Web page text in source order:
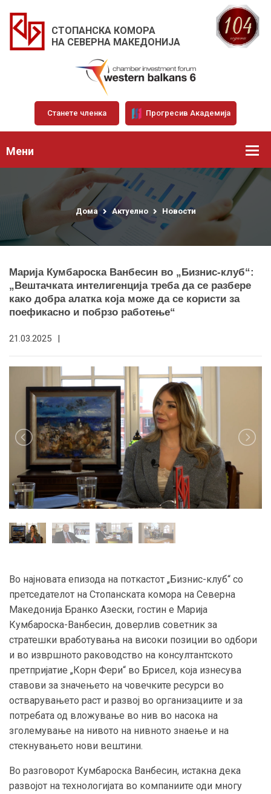
СТОПАНСКА КОМОРА
НА СЕВЕРНА МАКЕДОНИЈА
Станете членка Прогресив Академија
Мени
Дома Актуелно Новости
Марија Кумбароска Ванбeсин во „Бизнис-клуб“:
„Вештачката интелигенција треба да се разбере
како добра алатка која може да се користи за
поефикасно и побрзо работење“
21.03.2025 |
Во најновата епизода на поткастот „Бизнис-клуб“ со
претседателот на Стопанската комора на Северна
Македонија Бранко Азески, гостин е Марија
Кумбароска-Ванбесин, доверлив советник за
стратешки вработувања на високи позиции во одбори
и во извршното раководство на консултантското
претпријатие „Корн Фери“ во Брисел, која изнесува
ставови за значењето на човечките ресурси во
остварувањето раст и развој во организациите и за
потребата од вложување во нив во насока на
зголемување на нивото на нивното знаење и на
стекнувањето нови вештини.
Во разговорот Кумбароска Ванбесин, истакна дека
развојот на технологијата во компаниите оди многу